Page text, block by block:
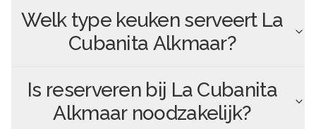
Welk type keuken serveert La
Cubanita Alkmaar?
Is reserveren bij La Cubanita
Alkmaarnoodzakelijk?